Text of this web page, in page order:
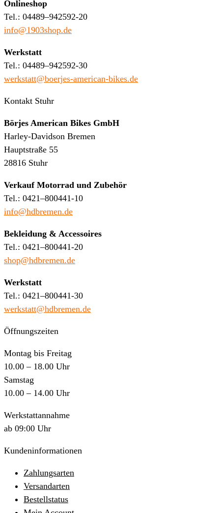
Onlineshop
Tel.: 04489–942592-20
info@1903shop.de
Werkstatt
Tel.: 04489–942592-30
werkstatt@boerjes-american-bikes.de
Kontakt Stuhr
Börjes American Bikes GmbH
Harley-Davidson Bremen
Hauptstraße 55
28816 Stuhr
Verkauf Motorrad und Zubehör
Tel.: 0421–800441-10
info@hdbremen.de
Bekleidung & Accessoires
Tel.: 0421–800441-20
shop@hdbremen.de
Werkstatt
Tel.: 0421–800441-30
werkstatt@hdbremen.de
Öffnungszeiten
Montag bis Freitag
10.00 – 18.00 Uhr
Samstag
10.00 – 14.00 Uhr
Werkstattannahme
ab 09:00 Uhr
Kundeninformationen
Zahlungsarten
Versandarten
Bestellstatus